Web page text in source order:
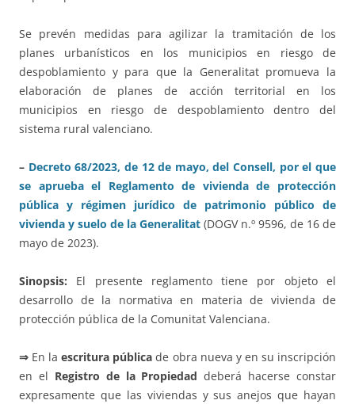
Se prevén medidas para agilizar la tramitación de los
planes urbanísticos en los municipios en riesgo de
despoblamiento y para que la Generalitat promueva la
elaboración de planes de acción territorial en los
municipios en riesgo de despoblamiento dentro del
sistema rural valenciano.
– Decreto 68/2023, de 12 de mayo, del Consell, por el que
se aprueba el Reglamento de vivienda de protección
pública y régimen jurídico de patrimonio público de
vivienda y suelo de la Generalitat (DOGV n.º 9596, de 16 de
mayo de 2023).
Sinopsis: El presente reglamento tiene por objeto el
desarrollo de la normativa en materia de vivienda de
protección pública de la Comunitat Valenciana.
⇒ En laescritura pública de obra nueva y en su inscripción
en el Registro de la Propiedad deberá hacerse constar
expresamente que las viviendas y sus anejos que hayan